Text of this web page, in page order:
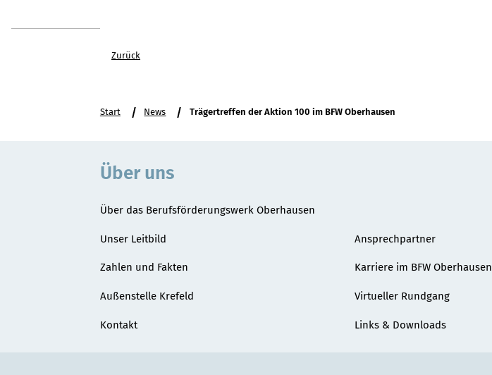
Zurück
Sie
Start News Trägertreffen der Aktion 100 im BFW Oberhausen
Über uns
Über das Berufsförderungswerk Oberhausen
Unser Leitbild
Zahlen und Fakten
Außenstelle Krefeld
Kontakt
Ansprechpartner
Karriere im BFW Oberhausen
Virtueller Rundgang
Links & Downloads